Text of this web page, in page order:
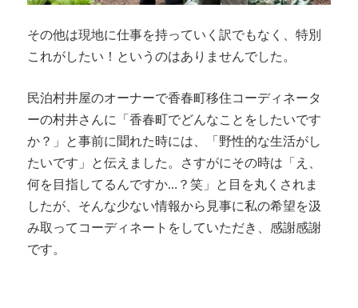
その他は現地に仕事を持っていく訳でもなく、特別
これがしたい！というのはありませんでした。
民泊村井屋のオーナーで香春町移住コーディネータ
ーの村井さんに「香春町でどんなことをしたいです
か？」と事前に聞れた時には、「野性的な生活がし
たいです」と伝えました。さすがにその時は「え、
何を目指してるんですか…？笑」と目を丸くされま
したが、そんな少ない情報から見事に私の希望を汲
み取ってコーディネートをしていただき、感謝感謝
です。